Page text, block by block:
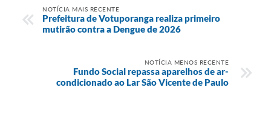
NOTÍCIA MAIS RECENTE
Prefeitura de Votuporanga realiza primeiro
mutirão contra a Dengue de 2026
NOTÍCIA MENOS RECENTE
Fundo Social repassa aparelhos de ar-
condicionado ao Lar São Vicente de Paulo